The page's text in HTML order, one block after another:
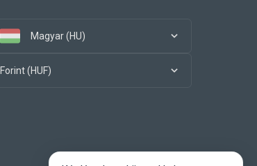
Magyar (HU)
Forint (HUF)